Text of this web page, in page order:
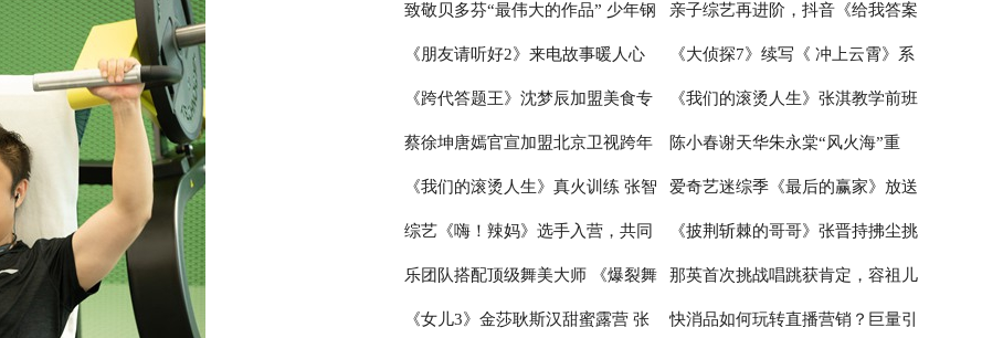
致敬贝多芬“最伟大的作品” 少年钢
琴家林秉宽 首演音乐会圆满成功
亲子综艺再进阶，抖音《给我答案
吧，妈妈请回答》的爆款逻辑
《朋友请听好2》来电故事暖人心
何炅讲述学霸爱情故事超浪漫
《大侦探7》续写《 冲上云霄》系
列 何炅张若昀邓伦未来感造型太吸
睛
《跨代答题王》沈梦辰加盟美食专
辑，杨迪称现在喝奶茶如同喝粥
《我们的滚烫人生》张淇教学前班
唱歌 张云龙展示球技
蔡徐坤唐嫣官宣加盟北京卫视跨年
冰雪盛典，冰雪舞台绽放青春风采
陈小春谢天华朱永棠“风火海”重
聚，《大湾仔的夜》主题曲嗨爆全
场
《我们的滚烫人生》真火训练 张智
霖挑战体能极限
爱奇艺迷综季《最后的赢家》放送
中 谜题烧脑剧情走心正向价值观引
网友深思
综艺《嗨！辣妈》选手入营，共同
见证“新时代女性”的初级绽放
《披荆斩棘的哥哥》张晋持拂尘挑
战新舞台 尹正半遮面舞扇战斗力拉
满
乐团队搭配顶级舞美大师 《爆裂舞
台》把专业打在公屏上
那英首次挑战唱跳获肯定，容祖儿
被打低分受挫落泪
《女儿3》金莎耿斯汉甜蜜露营 张 快消品如何玩转直播营销？巨量引